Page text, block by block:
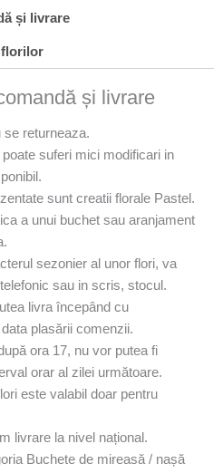
și livrare
florilor
și livrare
se returneaza.
suferi mici modificari in
sunt creatii florale Pastel.
a unui buchet sau aranjament
sezonier al unor flori, va
sau in scris, stocul.
livra începând cu
plasării comenzii.
ora 17, nu vor putea fi
orar al zilei următoare.
este valabil doar pentru
livrare la nivel național.
Buchete de mireasă / nașă